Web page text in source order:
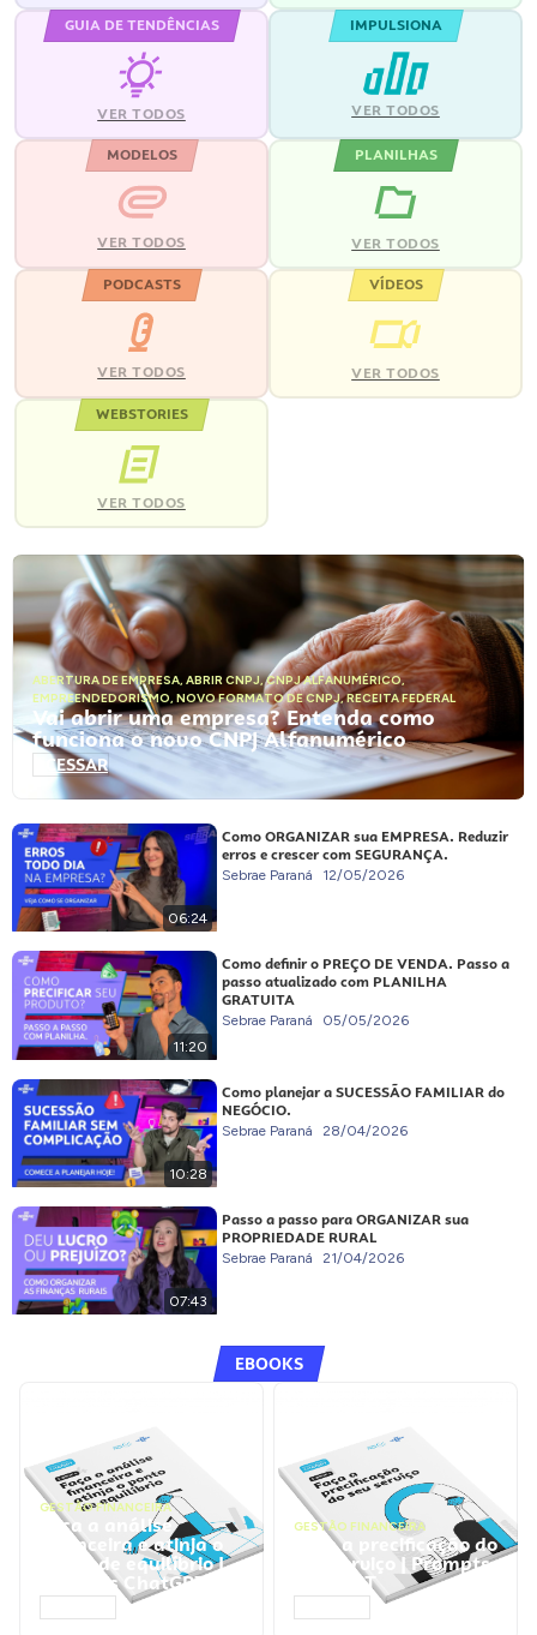
GUIA DE TENDÊNCIAS
VER TODOS
IMPULSIONA
VER TODOS
MODELOS
VER TODOS
PLANILHAS
VER TODOS
PODCASTS
VER TODOS
VÍDEOS
VER TODOS
WEBSTORIES
VER TODOS
ABERTURA DE EMPRESA, ABRIR CNPJ,CNPJ ALFANUMÉRICO,
EMPREENDEDORISMO, NOVO FORMATO DE CNPJ,RECEITA FEDERAL
Vai abrir uma empresa? Entenda como
funciona o novo CNPJ Alfanumérico
ACESSAR
06:24
Como ORGANIZAR sua EMPRESA. Reduzir
erros e crescer com SEGURANÇA.
Sebrae Paraná 12/05/2026
11:20
Como definir o PREÇO DE VENDA. Passo a
passo atualizado com PLANILHA
GRATUITA
Sebrae Paraná 05/05/2026
10:28
Como planejar a SUCESSÃO FAMILIAR do
NEGÓCIO.
Sebrae Paraná 28/04/2026
07:43
Passo a passo para ORGANIZAR sua
PROPRIEDADE RURAL
Sebrae Paraná 21/04/2026
EBOOKS
GESTÃO FINANCEIRA
Faça a análise
financeira e atinja o
ponto de equilíbrio |
Prompts ChatGPT
GESTÃO FINANCEIRA
Faça a precificação do
seu serviço | Prompts
ChatGPT